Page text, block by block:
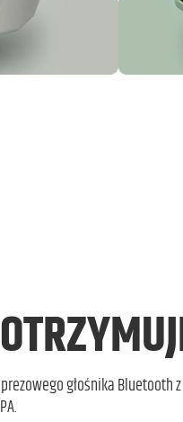
głośnika Bluetooth